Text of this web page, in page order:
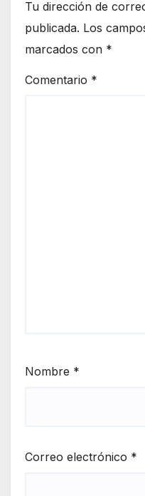
Tu dirección de
publicada. Los
marcados con *
Comentario *
Nombre *
Correo electrónico *